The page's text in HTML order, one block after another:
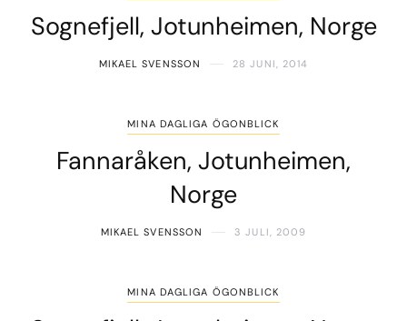
Sognefjell, Jotunheimen, Norge
MIKAEL SVENSSON 28 JUNI, 2014
MINA DAGLIGA ÖGONBLICK
Fannaråken, Jotunheimen,
Norge
MIKAEL SVENSSON 3 JULI, 2009
MINA DAGLIGA ÖGONBLICK